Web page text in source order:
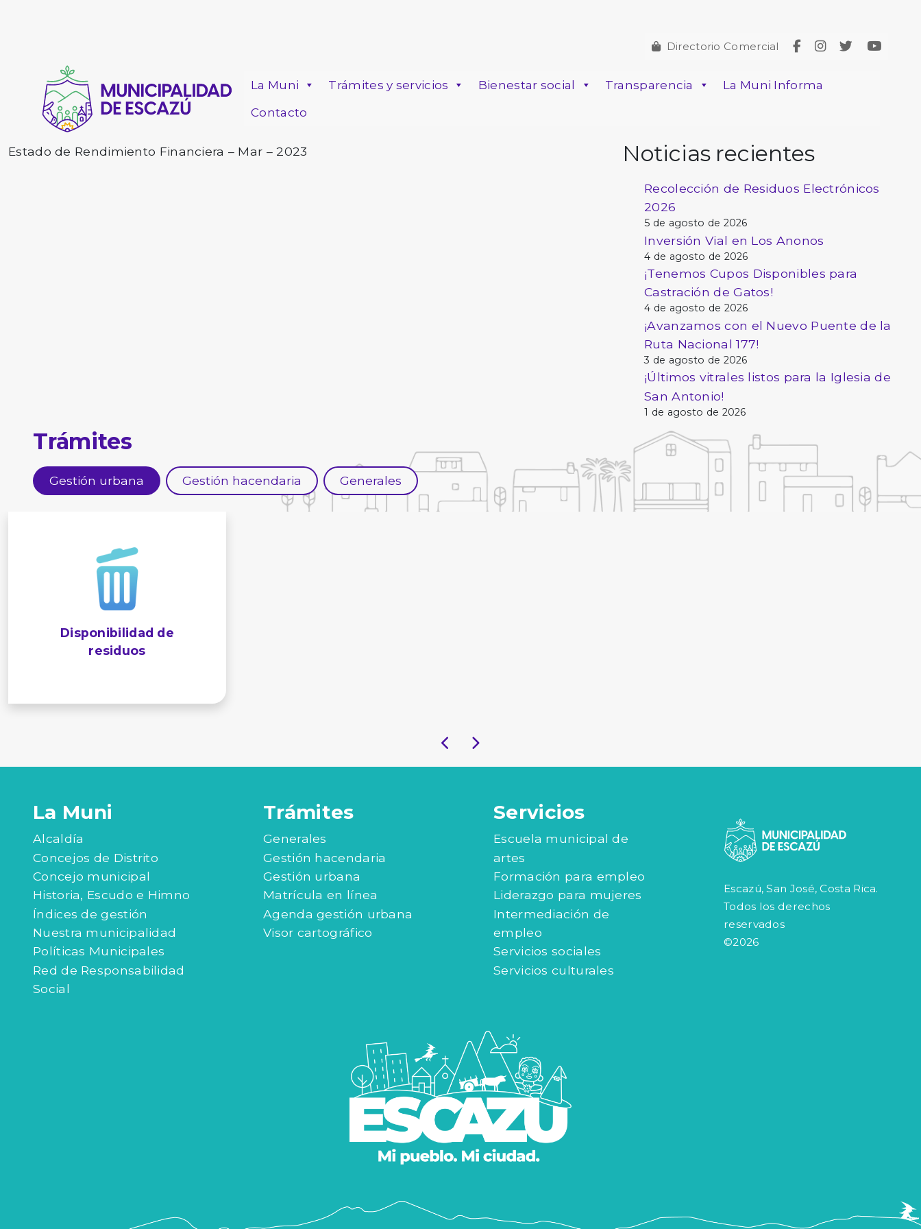
Directorio Comercial
La Muni Trámites y servicios Bienestar social Transparencia
La Muni Informa
Contacto
Estado de Rendimiento Financiera – Mar – 2023 Noticias recientes
Recolección de Residuos Electrónicos
2026
5 de agosto de 2026
Inversión Vial en Los Anonos
4 de agosto de 2026
¡Tenemos Cupos Disponibles para
Castración de Gatos!
4 de agosto de 2026
¡Avanzamos con el Nuevo Puente de la
Ruta Nacional 177!
3 de agosto de 2026
¡Últimos vitrales listos para la Iglesia de
San Antonio!
1 de agosto de 2026
Trámites
Gestión urbana Gestión hacendaria Generales
La Muni
Alcaldía
Concejos de Distrito
Concejo municipal
Historia, Escudo e Himno
Índices de gestión
Nuestra municipalidad
Políticas Municipales
Red de Responsabilidad
Trámites
Generales
Gestión hacendaria
Gestión urbana
Matrícula en línea
Agenda gestión urbana
Servicios
Escuela municipal de
artes
Formación para empleo
Liderazgo para mujeres
Intermediación de
empleo
Servicios sociales
Escazú, San José, Costa Rica.
Todos los derechos
reservados